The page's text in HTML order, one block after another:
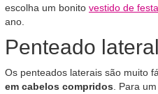
escolha um bonito vestido de festa
ano.
Penteado lateral
Os penteados laterais são muito
em cabelos compridos . Para